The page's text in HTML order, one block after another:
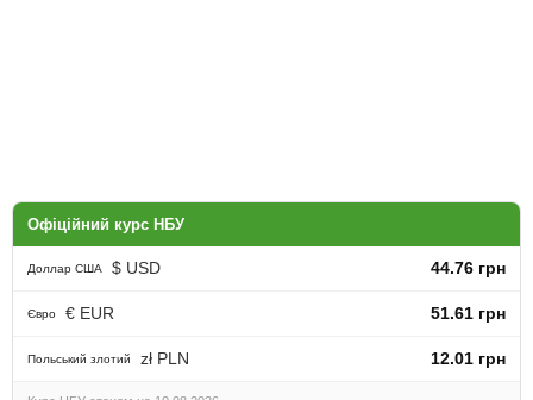
Офіційний курс НБУ
Доллар США $ USD 44.76 грн
Євро € EUR 51.61 грн
Польський злотий zł PLN 12.01 грн